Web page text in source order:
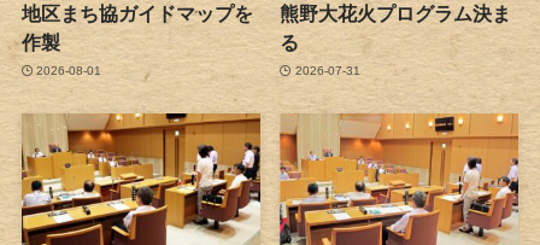
地区まち協ガイドマップを
作製
2026-08-01
熊野大花火プログラム決ま
る
2026-07-31